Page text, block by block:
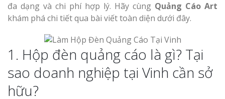
đa dạng và chi phí hợp lý. Hãy cùng Quảng Cáo Art
khám phá chi tiết qua bài viết toàn diện dưới đây.
1. Hộp đèn quảng cáo là gì? Tại
sao doanh nghiệp tại Vinh cần sở
hữu?